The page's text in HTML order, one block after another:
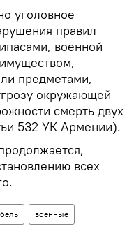
уголовное
правил
военной
предметами,
окружающей
смерть двух
532 УК Армении).
всех
военные